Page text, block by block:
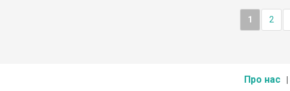
1 2
Про нас